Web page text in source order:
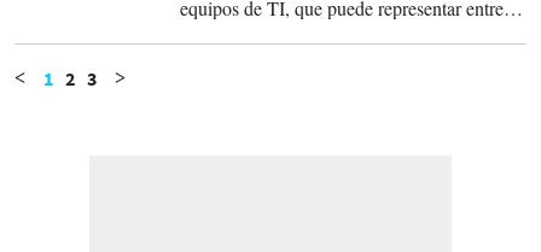
equipos de TI, que puede representar entre el
centro de datos.
< 1 2 3 >